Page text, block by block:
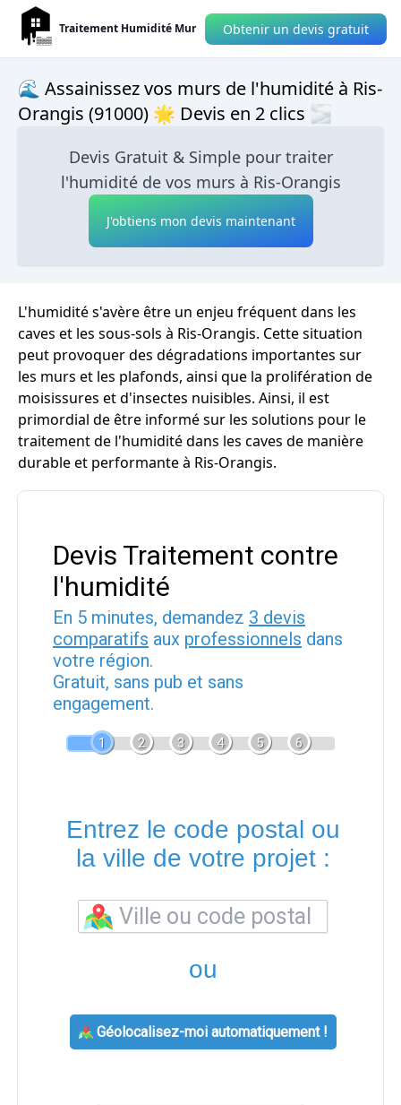
Traitement Humidité Mur Obtenir un devis gratuit
🌊 Assainissez vos murs de l'humidité à Ris-
Orangis (91000) 🌟 Devis en 2 clics 🌫
Devis Gratuit & Simple pour traiter
l'humidité de vos murs à Ris-Orangis
J'obtiens mon devis maintenant
L'humidité s'avère être un enjeu fréquent dans les
caves et les sous-sols à Ris-Orangis. Cette situation
peut provoquer des dégradations importantes sur
les murs et les plafonds, ainsi que la prolifération de
moisissures et d'insectes nuisibles. Ainsi, il est
primordial de être informé sur les solutions pour le
traitement de l'humidité dans les caves de manière
durable et performante à Ris-Orangis.
Devis Traitement contre
l'humidité
En 5 minutes, demandez 3 devis
comparatifs aux professionnels dans
votre région.
Gratuit, sans pub et sans
engagement.
1 2 3 4 5 6
Entrez le code postal ou
la ville de votre projet :
ou
Géolocalisez-moi automatiquement !